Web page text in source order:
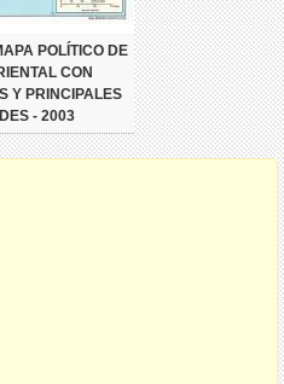
POLÍTICO DE
CON
Y PRINCIPALES
- 2003